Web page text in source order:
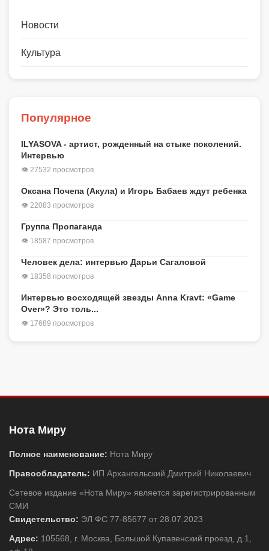
Новости
Культура
Популярное
ILYASOVA - артист, рожденный на стыке поколений.
Интервью
👁 27532 просмотров
Оксана Почепа (Акула) и Игорь Бабаев ждут ребенка
👁 22083 просмотров
Группа Пропаганда
👁 18587 просмотров
Человек дела: интервью Дарьи Сагаловой
👁 18358 просмотров
Интервью восходящей звезды Anna Kravt: «Game
Over»? Это толь...
👁 17689 просмотров
Нота Миру
Полное наименование: Нота Миру
Правообладатель: ИП Архангельский Дмитрий Николаевич
Сетевое издание «Нота Миру» является зарегистрированным
СМИ
Свидетельство: ЭЛ ФС 77-85677 от 28.07.2023
Адрес: 105568, г. Москва, Большой Купавенский проезд, д.1,